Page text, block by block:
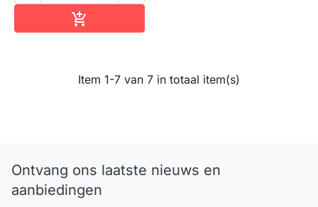

Item 1-7 van 7 in totaal item(s)
Ontvang ons laatste nieuws en
aanbiedingen